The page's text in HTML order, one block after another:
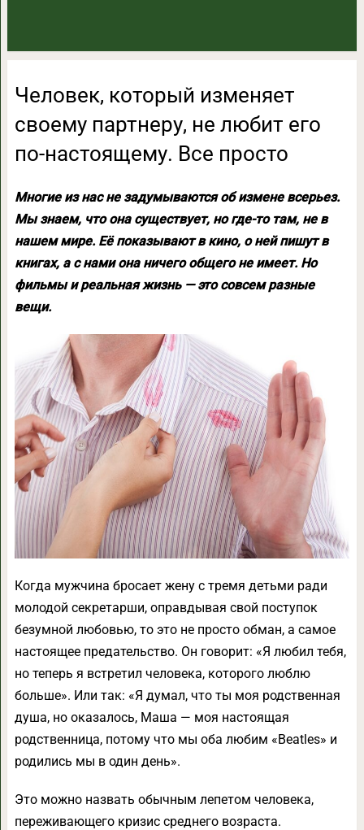
Человек, который изменяет
своему партнеру, не любит его
по-настоящему. Все просто
Многие из нас не задумываются об измене всерьез.
Мы знаем, что она существует, но где-то там, не в
нашем мире. Её показывают в кино, о ней пишут в
книгах, а с нами она ничего общего не имеет. Но
фильмы и реальная жизнь — это совсем разные
вещи.
Когда мужчина бросает жену с тремя детьми ради
молодой секретарши, оправдывая свой поступок
безумной любовью, то это не просто обман, а самое
настоящее предательство. Он говорит: «Я любил тебя,
но теперь я встретил человека, которого люблю
больше». Или так: «Я думал, что ты моя родственная
душа, но оказалось, Маша — моя настоящая
родственница, потому что мы оба любим «Beatles» и
родились мы в один день».
Это можно назвать обычным лепетом человека,
переживающего кризис среднего возраста.